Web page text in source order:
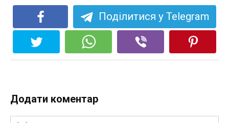
Поділитися у Telegram
Додати коментар